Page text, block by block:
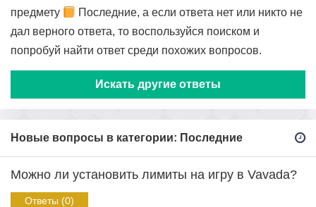
предмету
Последние, а если ответа нет или никто не
дал верного ответа, то воспользуйся поиском и
попробуй найти ответ среди похожих вопросов.
Искать другие ответы
Новые вопросы в категории: Последние
Можно ли установить лимиты на игру в Vavada?
Ответы (0)